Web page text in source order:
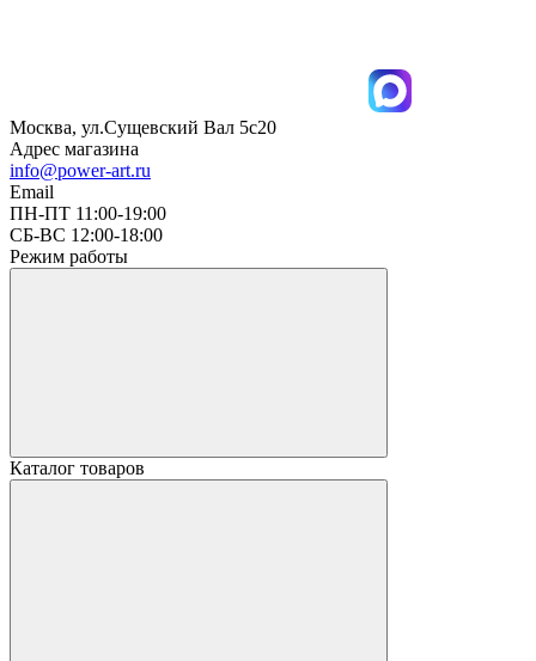
Москва, ул.Сущевский Вал 5с20
Адрес магазина
info@power-art.ru
Email
ПН-ПТ 11:00-19:00
СБ-ВС 12:00-18:00
Режим работы
Каталог товаров